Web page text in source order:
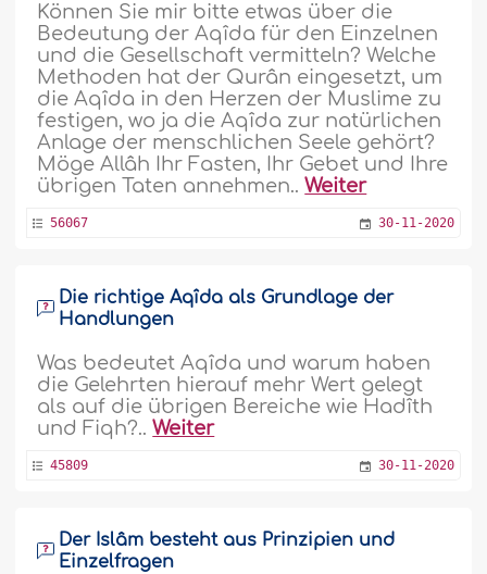
Können Sie mir bitte etwas über die
Bedeutung der Aqîda für den Einzelnen
und die Gesellschaft vermitteln? Welche
Methoden hat der Qurân eingesetzt, um
die Aqîda in den Herzen der Muslime zu
festigen, wo ja die Aqîda zur natürlichen
Anlage der menschlichen Seele gehört?
Möge Allâh Ihr Fasten, Ihr Gebet und Ihre
übrigen Taten annehmen..Weiter
56067 30-11-2020
Die richtige Aqîda als Grundlage der
Handlungen
Was bedeutet Aqîda und warum haben
die Gelehrten hierauf mehr Wert gelegt
als auf die übrigen Bereiche wie Hadîth
und Fiqh?..Weiter
45809 30-11-2020
Der Islâm besteht aus Prinzipien und
Einzelfragen